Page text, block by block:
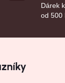
Dárek
od 500